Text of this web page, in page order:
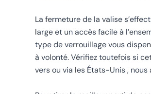
La fermeture de la valise
large et un accès facile à
type de verrouillage vous
à volonté. Vérifiez toutefois si
vers ou via les États-Unis ,